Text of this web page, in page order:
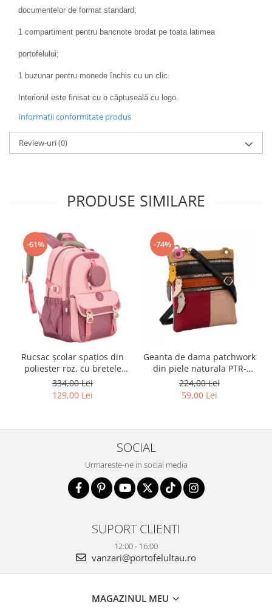
documentelor de format standard;
1 compartiment pentru bancnote brodat pe toata latimea
portofelului;
1 buzunar pentru monede închis cu un clic.
Interiorul este finisat cu o căptușeală cu logo.
Informatii conformitate produs
Review-uri(0)
PRODUSE SIMILARE
-61%
Rucsac școlar spațios din
poliester roz, cu bretele
reglabile - Peterson PTR-
PTN 8610-1327 PINK
334,00 Lei
129,00 Lei
-74%
Geanta de dama patchwork
din piele naturala PTR-
1718-SKL-6922 MULTI
224,00 Lei
59,00 Lei
SOCIAL
Urmareste-ne in social media
SUPORT CLIENTI
12:00 - 16:00
vanzari@portofelultau.ro
MAGAZINUL MEU